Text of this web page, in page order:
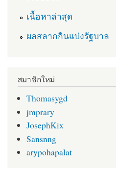
เนื้อหาล่าสุด
ผลสลากกินแบ่งรัฐบาล
สมาชิกใหม่
Thomasygd
jmprary
JosephKix
Sansnng
arypohapalat